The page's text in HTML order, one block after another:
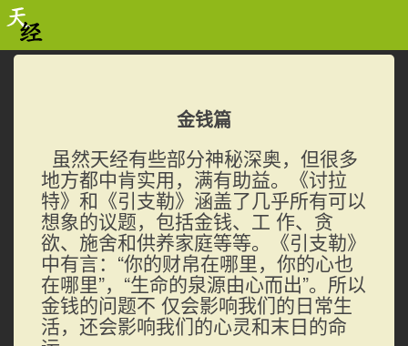
金钱篇
虽然天经有些部分神秘深奥，但很多
地方都中肯实用，满有助益。《讨拉
特》和《引支勒》涵盖了几乎所有可以
想象的议题，包括金钱、工 作、贪
欲、施舍和供养家庭等等。《引支勒》
中有言：“你的财帛在哪里，你的心也
在哪里”，“生命的泉源由心而出”。所以
金钱的问题不 仅会影响我们的日常生
活，还会影响我们的心灵和末日的命